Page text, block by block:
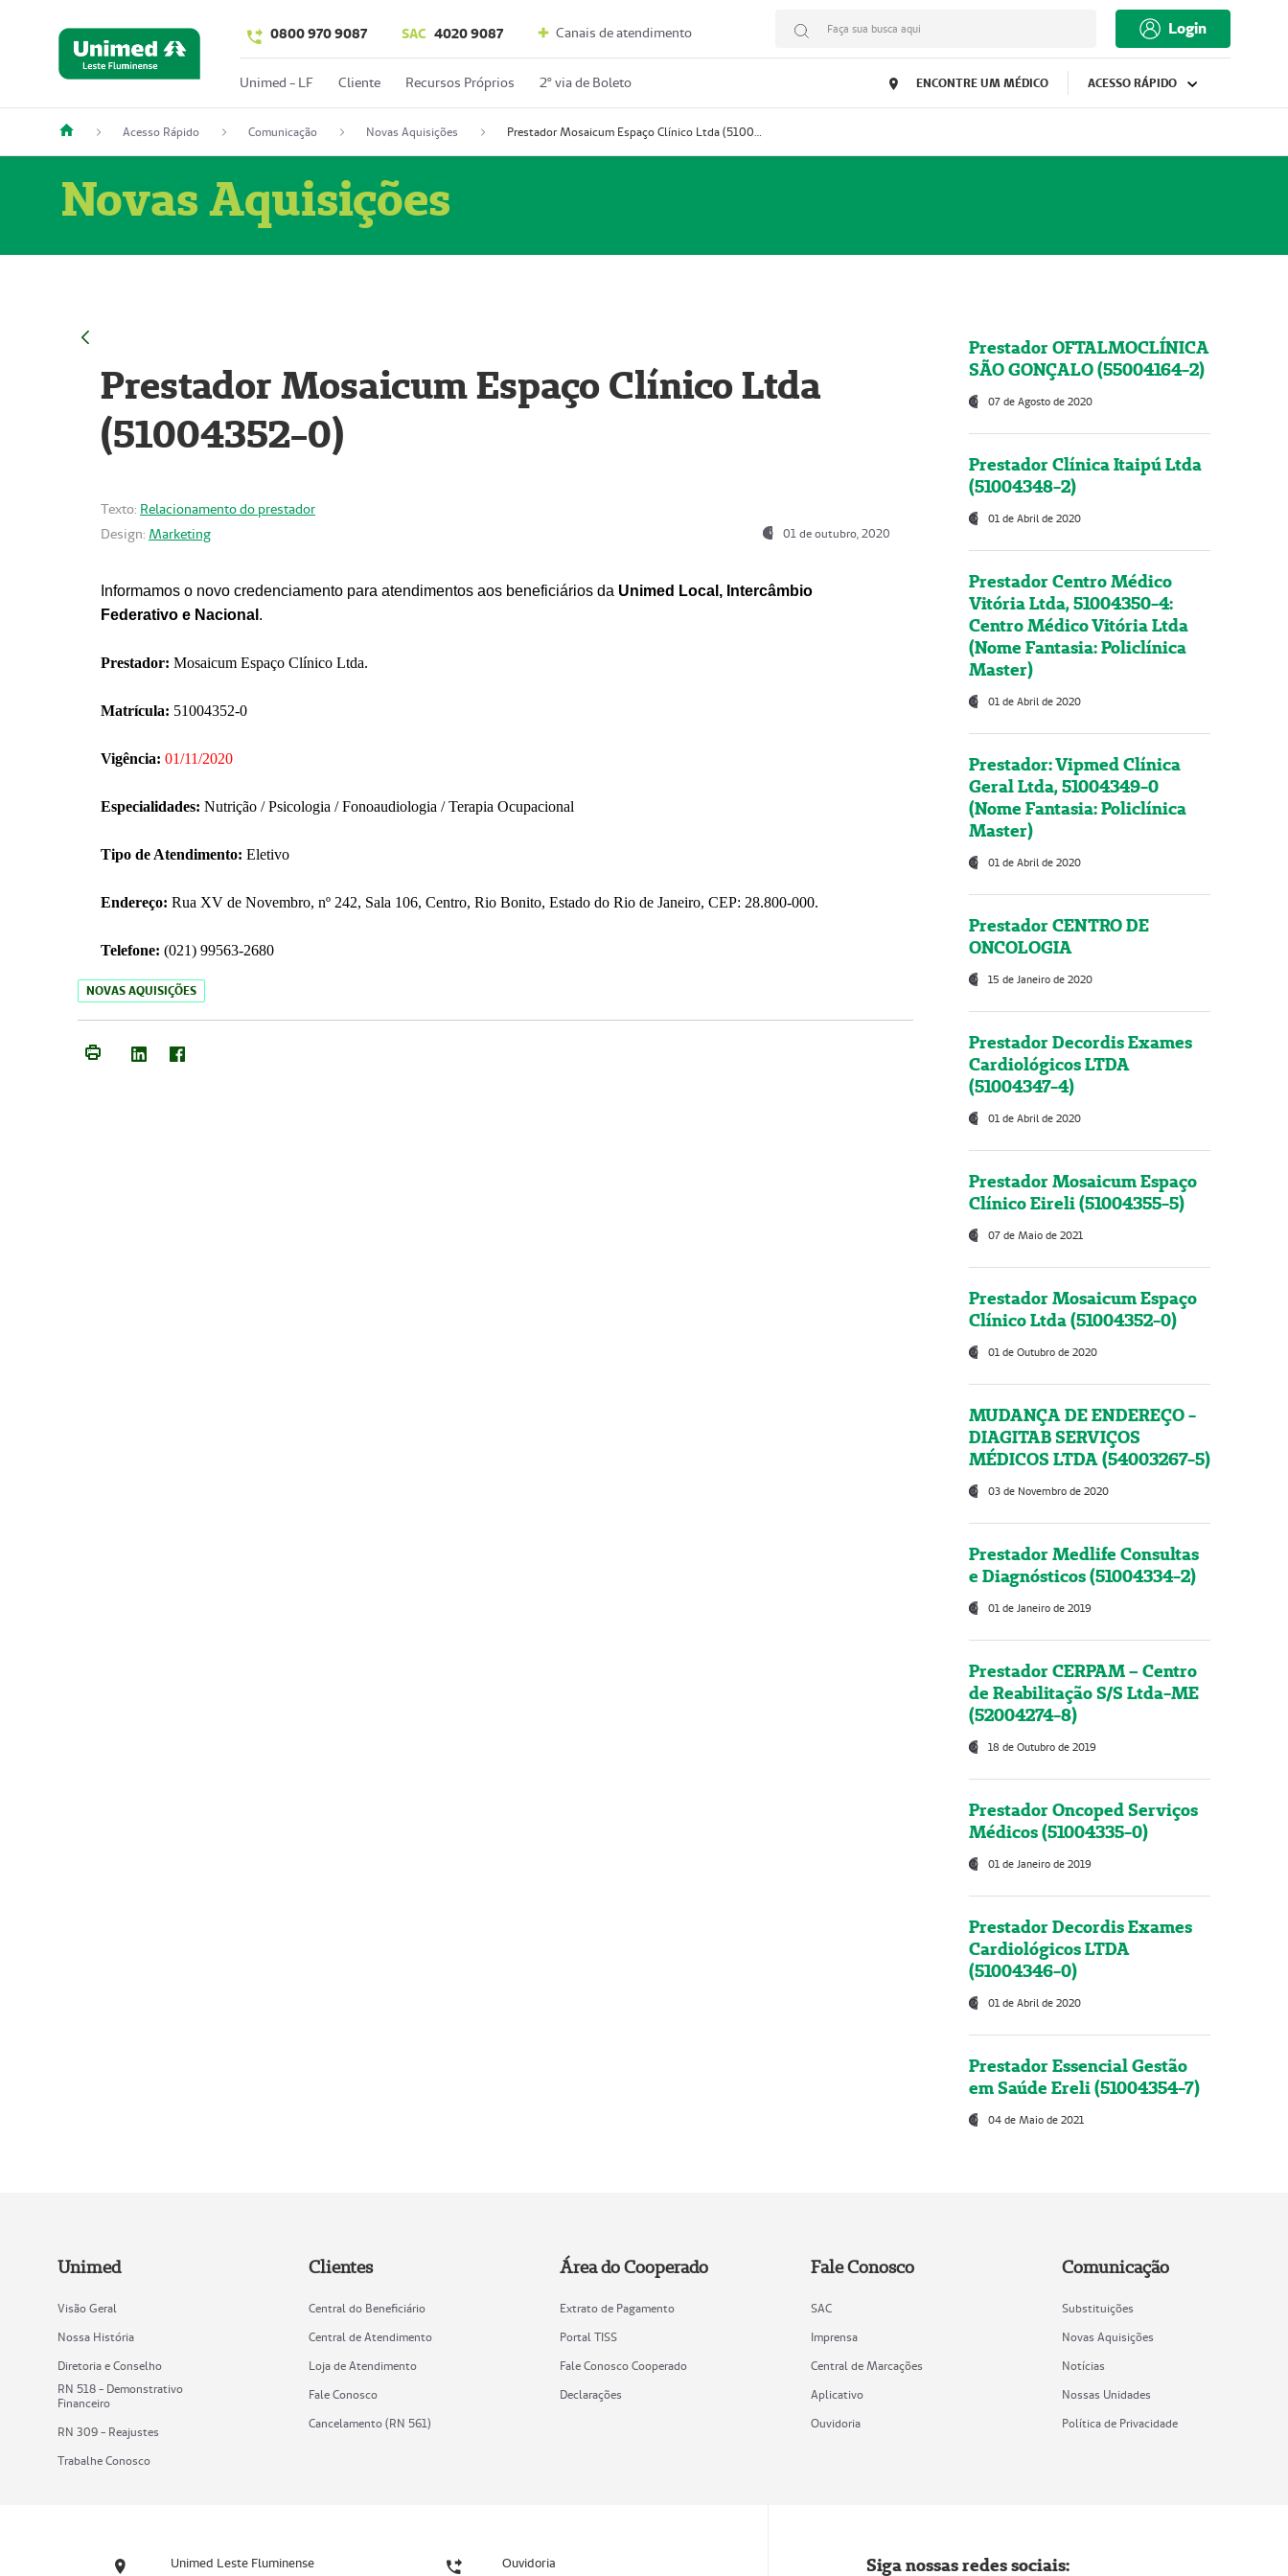
0800 970 9087 SAC 4020 9087 Canais de atendimento Faça sua busca aqui Login
Unimed - LF Cliente Recursos Próprios 2º via de Boleto ENCONTRE UM MÉDICO ACESSO RÁPIDO
Acesso Rápido Comunicação Novas Aquisições Prestador Mosaicum Espaço Clínico Ltda (51004352-0)
Novas Aquisições
Prestador Mosaicum Espaço Clínico Ltda
(51004352-0)
Texto: Relacionamento do prestador
Design: Marketing 01 de outubro, 2020
Informamos o novo credenciamento para atendimentos aos beneficiários da Unimed Local, Intercâmbio
Federativo e Nacional .
Prestador: Mosaicum Espaço Clínico Ltda.
Matrícula: 51004352-0
Vigência: 01/11/2020
Especialidades: Nutrição / Psicologia / Fonoaudiologia / Terapia Ocupacional
Tipo de Atendimento: Eletivo
Endereço: Rua XV de Novembro, nº 242, Sala 106, Centro, Rio Bonito, Estado do Rio de Janeiro, CEP: 28.800-000.
Telefone: (021) 99563-2680
NOVAS AQUISIÇÕES
Prestador OFTALMOCLÍNICA
SÃO GONÇALO (55004164-2)
07 de Agosto de 2020
Prestador Clínica Itaipú Ltda
(51004348-2)
01 de Abril de 2020
Prestador Centro Médico
Vitória Ltda, 51004350-4:
Centro Médico Vitória Ltda
(Nome Fantasia: Policlínica
Master)
01 de Abril de 2020
Prestador: Vipmed Clínica
Geral Ltda, 51004349-0
(Nome Fantasia: Policlínica
Master)
01 de Abril de 2020
Prestador CENTRO DE
ONCOLOGIA
15 de Janeiro de 2020
Prestador Decordis Exames
Cardiológicos LTDA
(51004347-4)
01 de Abril de 2020
Prestador Mosaicum Espaço
Clínico Eireli (51004355-5)
07 de Maio de 2021
Prestador Mosaicum Espaço
Clínico Ltda (51004352-0)
01 de Outubro de 2020
MUDANÇA DE ENDEREÇO -
DIAGITAB SERVIÇOS
MÉDICOS LTDA (54003267-5)
03 de Novembro de 2020
Prestador Medlife Consultas
e Diagnósticos (51004334-2)
01 de Janeiro de 2019
Prestador CERPAM – Centro
de Reabilitação S/S Ltda-ME
(52004274-8)
18 de Outubro de 2019
Prestador Oncoped Serviços
Médicos (51004335-0)
01 de Janeiro de 2019
Prestador Decordis Exames
Cardiológicos LTDA
(51004346-0)
01 de Abril de 2020
Prestador Essencial Gestão
em Saúde Ereli (51004354-7)
04 de Maio de 2021
Unimed
Visão Geral
Nossa História
Diretoria e Conselho
RN 518 - Demonstrativo
Financeiro
RN 309 - Reajustes
Trabalhe Conosco
Clientes
Central do Beneficiário
Central de Atendimento
Loja de Atendimento
Fale Conosco
Cancelamento (RN 561)
Área do Cooperado
Extrato de Pagamento
Portal TISS
Fale Conosco Cooperado
Declarações
Fale Conosco
SAC
Imprensa
Central de Marcações
Aplicativo
Ouvidoria
Comunicação
Substituições
Novas Aquisições
Notícias
Nossas Unidades
Política de Privacidade
Unimed Leste Fluminense Ouvidoria Siga nossas redes sociais: